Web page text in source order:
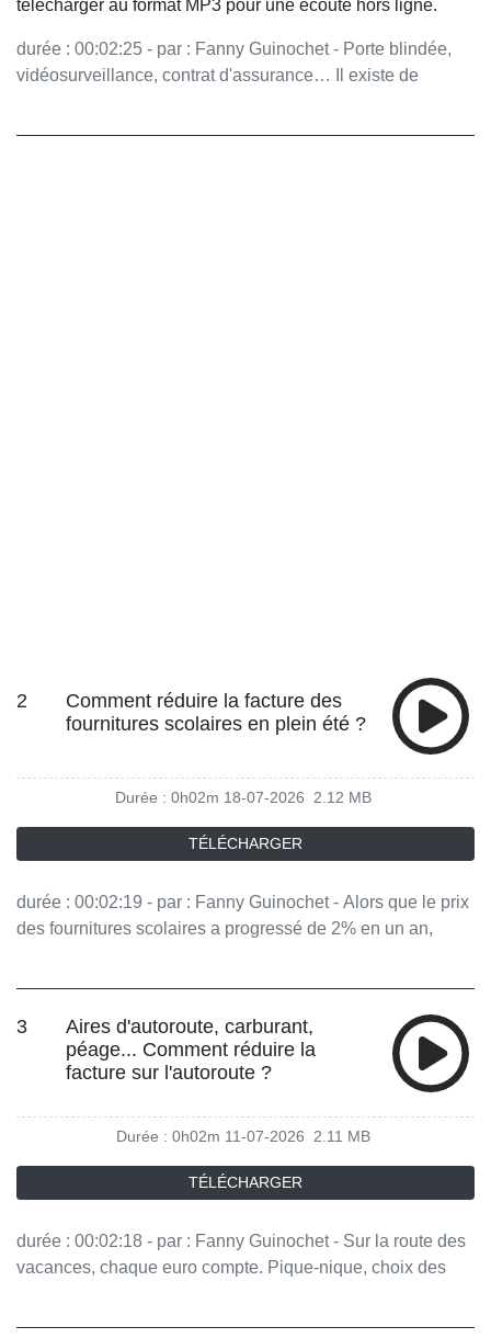
télécharger au format MP3 pour une écoute hors ligne.
durée : 00:02:25 - par : Fanny Guinochet - Porte blindée,
vidéosurveillance, contrat d'assurance… Il existe de
2
Comment réduire la facture des
fournitures scolaires en plein été ?
Durée : 0h02m 18-07-2026 2.12 MB
TÉLÉCHARGER
durée : 00:02:19 - par : Fanny Guinochet - Alors que le prix
des fournitures scolaires a progressé de 2% en un an,
écouter tous les épisodes sans limite, rendez-vous sur
Radio France
3
Aires d'autoroute, carburant,
péage... Comment réduire la
facture sur l'autoroute ?
Durée : 0h02m 11-07-2026 2.11 MB
TÉLÉCHARGER
durée : 00:02:18 - par : Fanny Guinochet - Sur la route des
vacances, chaque euro compte. Pique-nique, choix des